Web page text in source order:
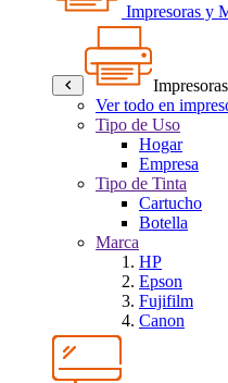
Impresoras y
Ver todo en
Tipo de Uso
Hogar
Empresa
Tipo de Tinta
Cartucho
Botella
Marca
HP
Epson
Fujifilm
Canon